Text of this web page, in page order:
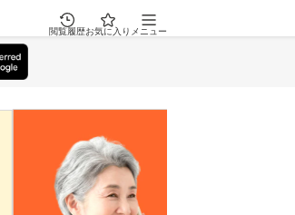
閲覧履歴お気に入り メニュー